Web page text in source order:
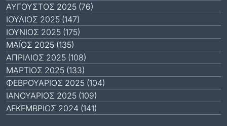
ΑΎΓΟΥΣΤΟΣ 2025 (76)
ΙΟΎΛΙΟΣ 2025 (147)
ΙΟΎΝΙΟΣ 2025 (175)
ΜΆΙΟΣ 2025 (135)
ΑΠΡΊΛΙΟΣ 2025 (108)
ΜΆΡΤΙΟΣ 2025 (133)
ΦΕΒΡΟΥΆΡΙΟΣ 2025 (104)
ΙΑΝΟΥΆΡΙΟΣ 2025 (109)
ΔΕΚΈΜΒΡΙΟΣ 2024 (141)